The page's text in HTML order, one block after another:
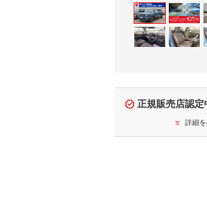
正規販売店認定
詳細